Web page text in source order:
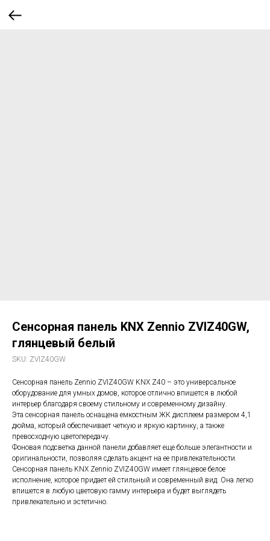
Сенсорная панель KNX Zennio ZVIZ40GW,
глянцевый белый
SKU: ZVIZ40GW
Сенсорная панель Zennio ZVIZ40GW KNX Z40 – это универсальное
оборудование для умных домов, которое отлично впишется в любой
интерьер благодаря своему стильному и современному дизайну.
Эта сенсорная панель оснащена емкостным ЖК дисплеем размером 4,1
дюйма, который обеспечивает четкую и яркую картинку, а также
превосходную цветопередачу.
Фоновая подсветка данной панели добавляет еще больше элегантности и
оригинальности, позволяя сделать акцент на ее привлекательности.
Сенсорная панель KNX Zennio ZVIZ40GW имеет глянцевое белое
исполнение, которое придает ей стильный и современный вид. Она легко
впишется в любую цветовую гамму интерьера и будет выглядеть
привлекательно и эстетично.